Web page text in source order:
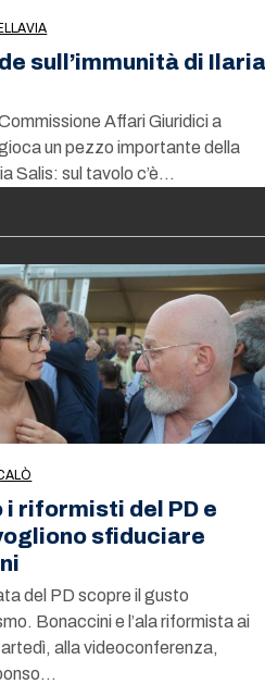
sull’immunità di Ilaria
Affari Giuridici a
un pezzo importante della
Salis: sul tavolo c’è…
i riformisti del PD e
sfiduciare
del PD scopre il gusto
Bonaccini e l’ala riformista ai
alla videoconferenza,